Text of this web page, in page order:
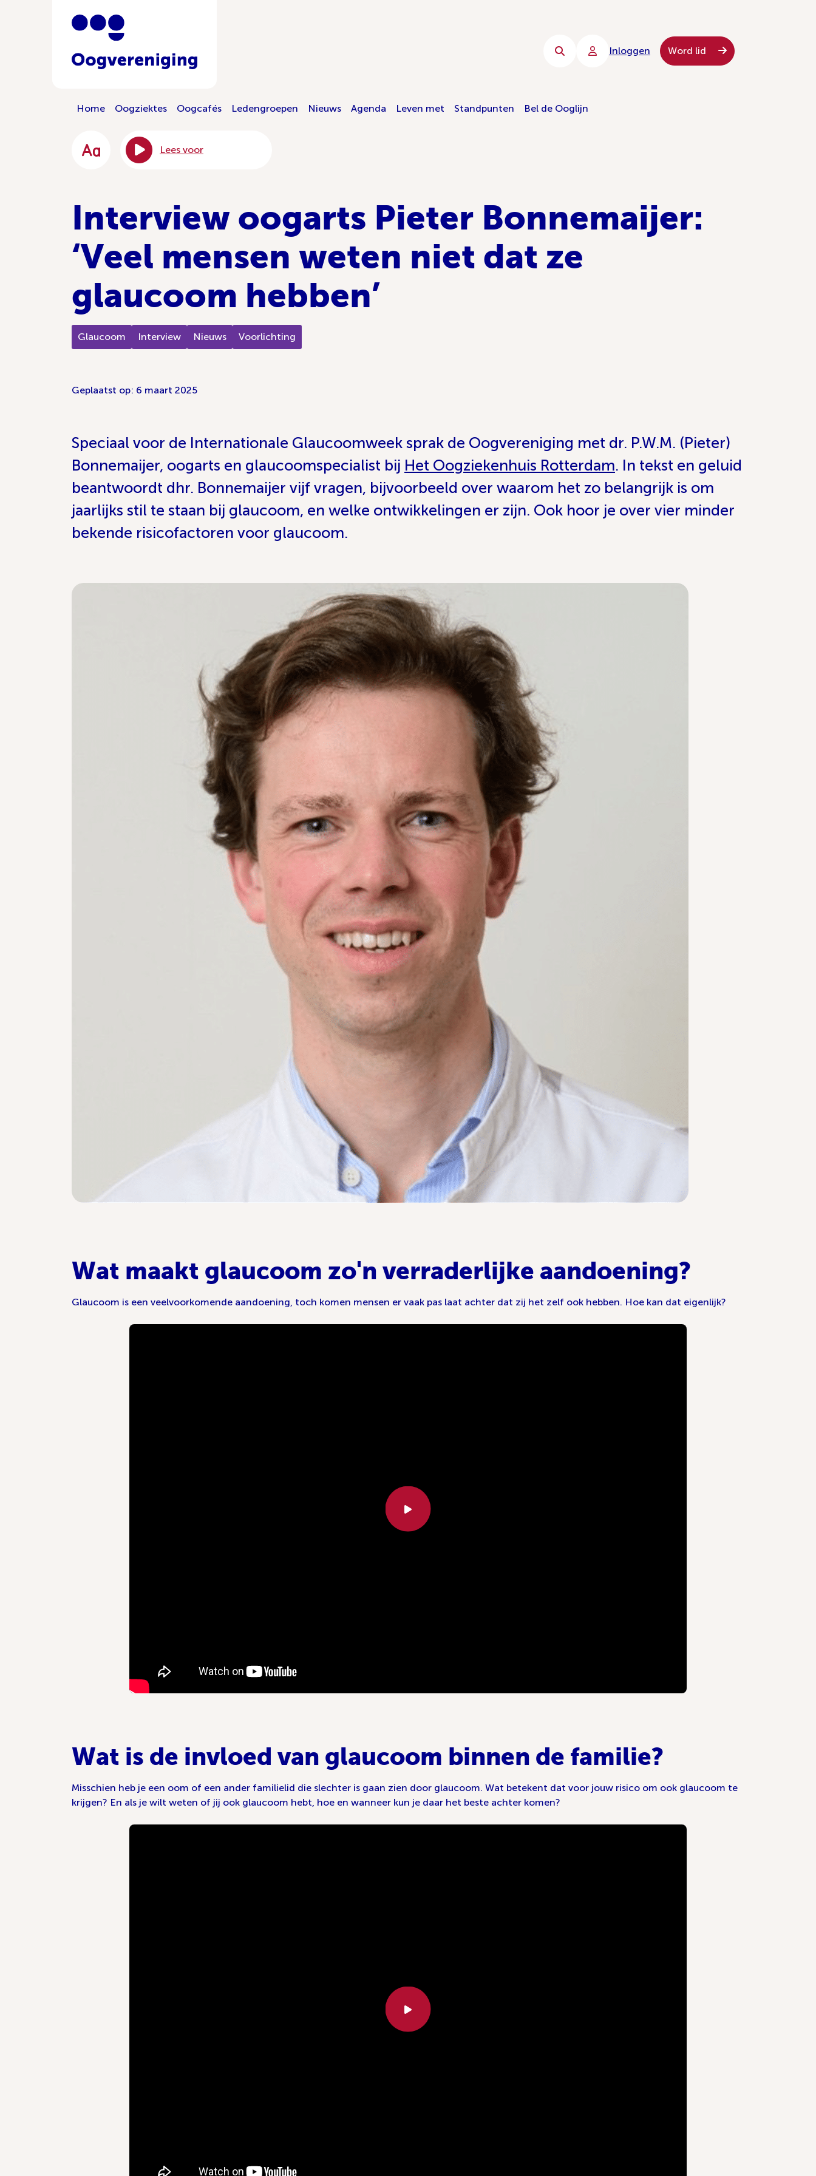
Inloggen Word lid
Home Oogziektes Oogcafés Ledengroepen Nieuws Agenda Leven met Standpunten Bel de Ooglijn
Lees voor
Interview oogarts Pieter Bonnemaijer:
‘Veel mensen weten niet dat ze
glaucoom hebben’
Glaucoom Interview Nieuws Voorlichting
Geplaatst op: 6 maart 2025
Speciaal voor de Internationale Glaucoomweek sprak de Oogvereniging met dr. P.W.M. (Pieter)
Bonnemaijer, oogarts en glaucoomspecialist bij Het Oogziekenhuis Rotterdam. In tekst en geluid
beantwoordt dhr. Bonnemaijer vijf vragen, bijvoorbeeld over waarom het zo belangrijk is om
jaarlijks stil te staan bij glaucoom, en welke ontwikkelingen er zijn. Ook hoor je over vier minder
bekende risicofactoren voor glaucoom.
Wat maakt glaucoom zo'n verraderlijke aandoening?
Glaucoom is een veelvoorkomende aandoening, toch komen mensen er vaak pas laat achter dat zij het zelf ook hebben. Hoe kan dat eigenlijk?
Wat is de invloed van glaucoom binnen de familie?
Misschien heb je een oom of een ander familielid die slechter is gaan zien door glaucoom. Wat betekent dat voor jouw risico om ook glaucoom te
krijgen? En als je wilt weten of jij ook glaucoom hebt, hoe en wanneer kun je daar het beste achter komen?